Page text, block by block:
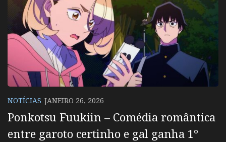
NOTÍCIAS JANEIRO 26, 2026
Ponkotsu Fuukiin – Comédia romântica
entre garoto certinho e gal ganha 1º